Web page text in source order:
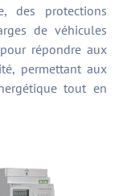
des protections
de véhicules
répondre aux
permettant aux
tout en